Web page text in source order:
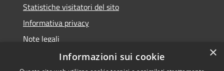
Statistiche visitatori del sito
Informativa privacy
Note legali
Dichiarazione di accessibilità
×
Informazioni sui cookie